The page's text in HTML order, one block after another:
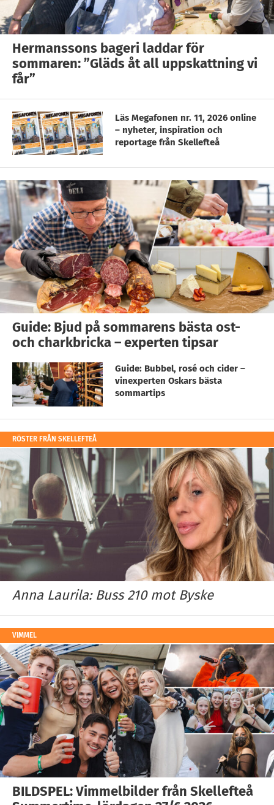
Hermanssons bageri laddar för
sommaren: ”Gläds åt all uppskattning vi
får”
Läs Megafonen nr. 11, 2026 online
– nyheter, inspiration och
reportage från Skellefteå
Guide: Bjud på sommarens bästa ost-
och charkbricka – experten tipsar
Guide: Bubbel, rosé och cider –
vinexperten Oskars bästa
sommartips
RÖSTER FRÅN SKELLEFTEÅ
Anna Laurila: Buss 210 mot Byske
VIMMEL
BILDSPEL: Vimmelbilder från Skellefteå